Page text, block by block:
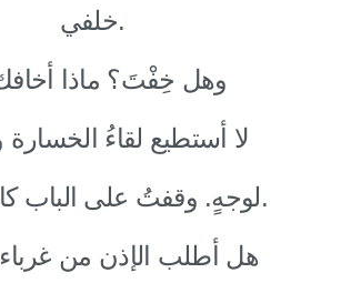
خلفي.
– وهل خِفْتَ؟ ماذا
< لا أستطيع لقاءُ الخسارة
لوجهٍ. وقفتُ على الباب كالمتسوِّل.
هل أطلب الإذن من غرباء